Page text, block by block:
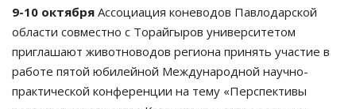
Язык
Қазақша Русский
9-10 октября Ассоциация коневодов Павлодарской
области совместно с Торайгыров университетом
приглашают животноводов региона принять участие в
работе пятой юбилейной Международной научно-
практической конференции на тему «Перспективы